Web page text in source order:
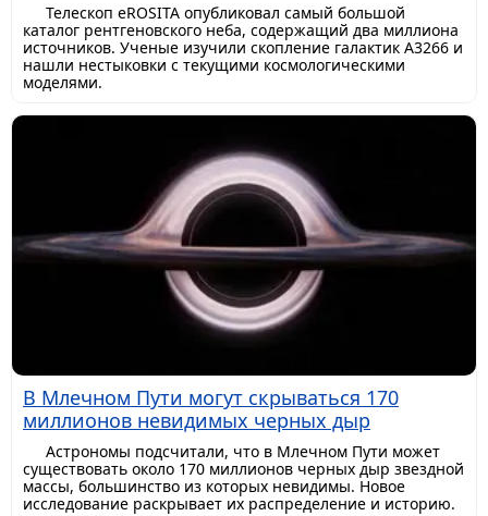
Телескоп eROSITA опубликовал самый большой
каталог рентгеновского неба, содержащий два миллиона
источников. Ученые изучили скопление галактик A3266 и
нашли нестыковки с текущими космологическими
моделями.
В Млечном Пути могут скрываться 170
миллионов невидимых черных дыр
Астрономы подсчитали, что в Млечном Пути может
существовать около 170 миллионов черных дыр звездной
массы, большинство из которых невидимы. Новое
исследование раскрывает их распределение и историю.